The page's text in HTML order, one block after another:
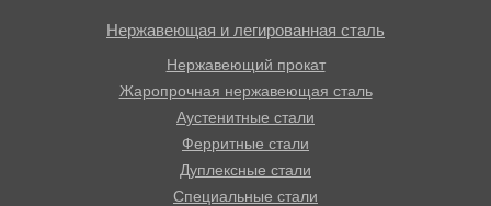
Нержавеющая и легированная сталь
Нержавеющий прокат
Жаропрочная нержавеющая сталь
Аустенитные стали
Ферритные стали
Дуплексные стали
Специальные стали